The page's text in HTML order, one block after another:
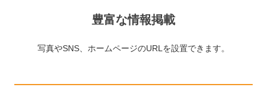
豊富な情報掲載
写真やSNS、ホームページのURLを設置できます。